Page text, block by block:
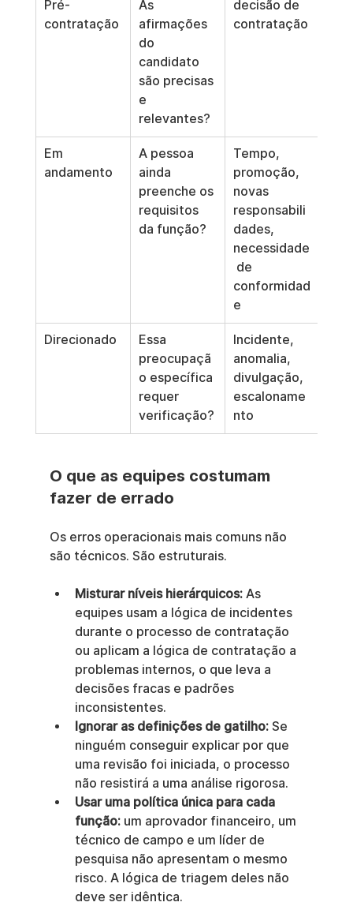
Pré-
contratação
As
afirmações
do
candidato
são precisas
e
relevantes?
decisão de
contratação
Em
andamento
A pessoa
ainda
preenche os
requisitos
da função?
Tempo,
promoção,
novas
responsabili
dades,
necessidade
de
conformidad
e
Direcionado
Essa
preocupaçã
o específica
requer
verificação?
Incidente,
anomalia,
divulgação,
escaloname
nto
O que as equipes costumam
fazer de errado
Os erros operacionais mais comuns não
são técnicos. São estruturais.
Misturar níveis hierárquicos: As
equipes usam a lógica de incidentes
durante o processo de contratação
ou aplicam a lógica de contratação a
problemas internos, o que leva a
decisões fracas e padrões
inconsistentes.
Ignorar as definições de gatilho: Se
ninguém conseguir explicar por que
uma revisão foi iniciada, o processo
não resistirá a uma análise rigorosa.
Usar uma política única para cada
função: um aprovador financeiro, um
técnico de campo e um líder de
pesquisa não apresentam o mesmo
risco. A lógica de triagem deles não
deve ser idêntica.